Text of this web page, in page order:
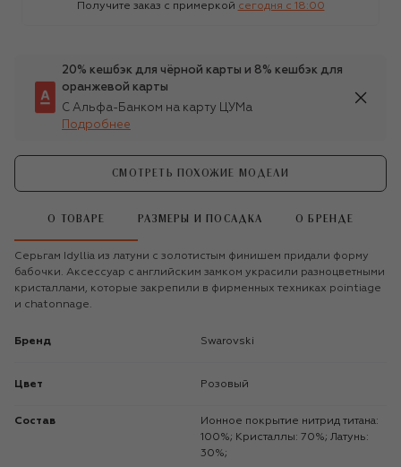
Получите заказ с примеркой сегодня c 18:00
20% кешбэк для чёрной карты и 8% кешбэк для
оранжевой карты
С Альфа-Банком на карту ЦУМа
Подробнее
СМОТРЕТЬ ПОХОЖИЕ МОДЕЛИ
О ТОВАРЕ РАЗМЕРЫ И ПОСАДКА О БРЕНДЕ
Серьгам Idyllia из латуни с золотистым финишем придали форму
бабочки. Аксессуар с английским замком украсили разноцветными
кристаллами, которые закрепили в фирменных техниках pointiage
и chatonnage.
Бренд Swarovski
Цвет Розовый
Состав
Ионное покрытие нитрид титана:
100%; Кристаллы: 70%; Латунь:
30%;